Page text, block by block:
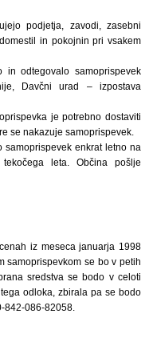
podjetja, zavodi, zasebni
in pokojnin pri vsakem
in odtegovalo samoprispevek
Davčni urad – izpostava
je potrebno dostaviti
se nakazuje samoprispevek.
enkrat letno na
leta. Občina pošlje
iz meseca januarja 1998
samoprispevkom se bo v petih
sredstva se bodo v celoti
odloka, zbirala pa se bodo
842-086-82058.